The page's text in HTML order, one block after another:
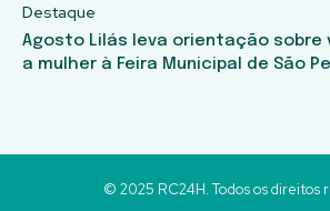
Destaque
Agosto Lilás leva orientação sobre
a mulher à Feira Municipal de São
© 2025 RC24H. Todos os direitos